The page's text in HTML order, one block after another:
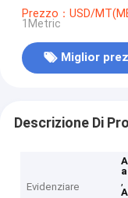
digestione
Prezzo：USD/
1Metric
Miglior
Descrizione Di
Evidenziare
,